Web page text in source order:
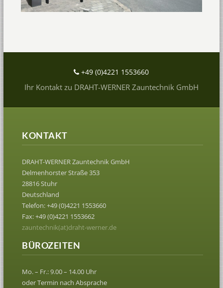
+49 (0)4221 1553660
Ihr Kontakt zu DRAHT-WERNER Zauntechnik GmbH
KONTAKT
DRAHT-WERNER Zauntechnik GmbH
Delmenhorster Straße 353
28816 Stuhr
Deutschland
Telefon: +49 (0)4221 1553660
Fax: +49 (0)4221 1553662
zauntechnik(at)draht-werner.de
BÜROZEITEN
Mo. – Fr.: 9.00 – 14.00 Uhr
oder Termin nach Absprache